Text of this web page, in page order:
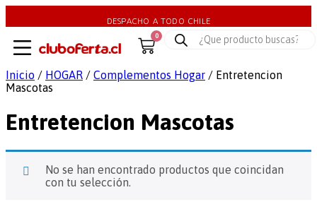
DESPACHO A TODO CHILE
0
Inicio / HOGAR / Complementos Hogar / Entretencion
Mascotas
Entretencion Mascotas
No se han encontrado productos que coincidan
con tu selección.